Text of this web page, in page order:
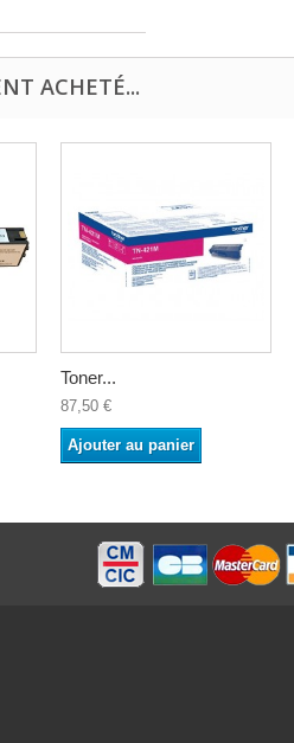
ACHETÉ...
Toner...
87,50 €
Ajouter au panier